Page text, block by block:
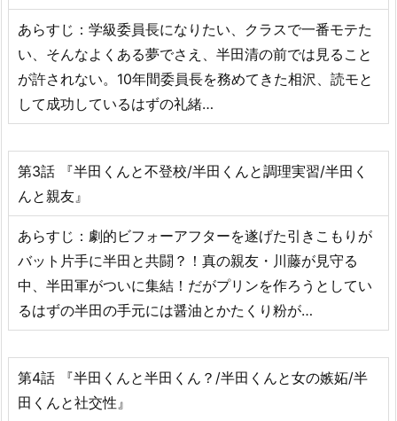
あらすじ：学級委員長になりたい、クラスで一番モテた
い、そんなよくある夢でさえ、半田清の前では見ること
が許されない。10年間委員長を務めてきた相沢、読モと
して成功しているはずの礼緒…
第3話 『半田くんと不登校/半田くんと調理実習/半田く
んと親友』
あらすじ：劇的ビフォーアフターを遂げた引きこもりが
バット片手に半田と共闘？！真の親友・川藤が見守る
中、半田軍がついに集結！だがプリンを作ろうとしてい
るはずの半田の手元には醤油とかたくり粉が…
第4話 『半田くんと半田くん？/半田くんと女の嫉妬/半
田くんと社交性』